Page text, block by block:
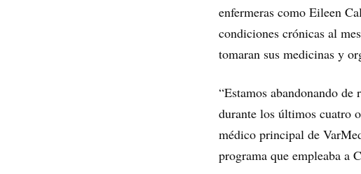
enfermeras como Eileen
condiciones crónicas al
tomaran sus medicinas y
“Estamos abandonando de
durante los últimos cuatro
médico principal de
programa que empleaba a